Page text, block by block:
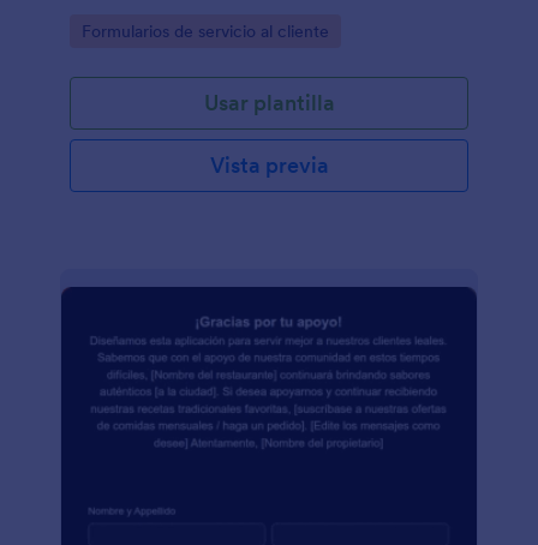
Go to Category:
Formularios de servicio al cliente
Usar plantilla
Vista previa